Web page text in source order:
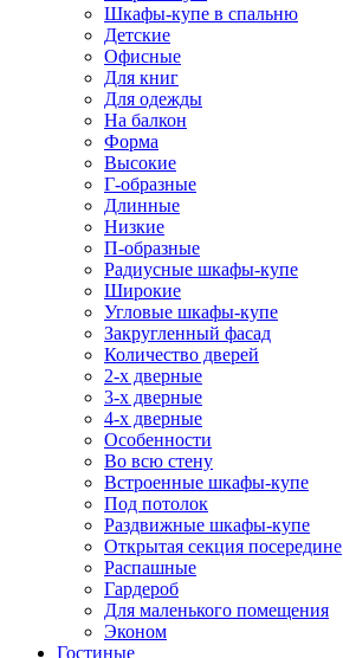
Шкафы-купе в спальню
Детские
Офисные
Для книг
Для одежды
На балкон
Форма
Высокие
Г-образные
Длинные
Низкие
П-образные
Радиусные шкафы-купе
Широкие
Угловые шкафы-купе
Закругленный фасад
Количество дверей
2-х дверные
3-х дверные
4-х дверные
Особенности
Во всю стену
Встроенные шкафы-купе
Под потолок
Раздвижные шкафы-купе
Открытая секция посередине
Распашные
Гардероб
Для маленького помещения
Эконом
Гостиные